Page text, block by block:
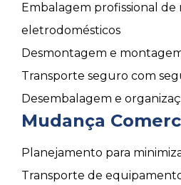
Embalagem profissional de
eletrodomésticos
Desmontagem e
Transporte seguro com
Desembalagem e
Mudança
Planejamento para
Transporte de